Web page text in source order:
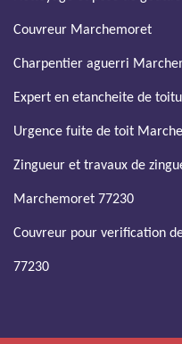
Couvreur Marchemoret
Charpentier aguerri
Expert en etancheite de
Urgence fuite de toit
Zingueur et travaux de
Marchemoret 77230
Couvreur pour verification
77230